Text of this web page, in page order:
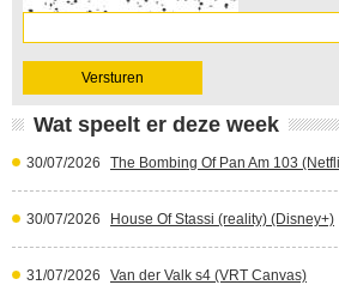
Wat speelt er deze week
30/07/2026 The Bombing Of Pan Am 103
30/07/2026 House Of Stassi (reality) (Disney+)
31/07/2026 Van der Valk s4 (VRT Canvas)